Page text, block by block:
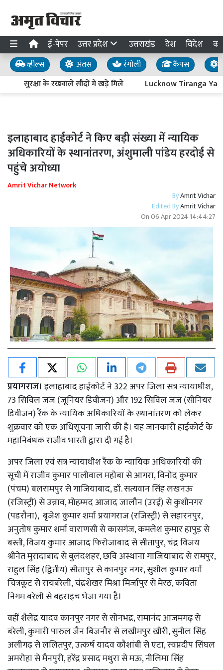
ई-पेपर उत्तर प्रदेश उत्तराखंड देश विदेश
व्हील्स अंतस रंगोली कैंपस
सुरक्षा के रखवाले सौदों में खड़े मिले
Lucknow Tiranga
इलाहाबाद हाईकोर्ट ने किए बड़ी संख्या में न्यायिक
अधिकारियों के स्थानांतरण, अंशुमाली पांडेय हरदोई से
पहुंचे अयोध्या
Amrit Vichar Network
ByAmrit Vichar
Edited ByAmrit Vichar
On06 Apr 2024 14:44:27
प्रयागराज। इलाहाबाद हाईकोर्ट ने 322 अपर जिला सत्र न्यायाधीश,
73 सिविल जज (जूनियर डिवीजन) और 192 सिविल जज (सीनियर
डिवीजन) रैंक के न्यायिक अधिकारियों के स्थानांतरण को लेकर
शुक्रवार को एक अधिसूचना जारी की है। यह जानकारी हाईकोर्ट के
महानिबंधक राजीव भारती द्वारा दी गई है।
अपर जिला एवं सत्र न्यायाधीश रैंक के न्यायिक अधिकारियों की
सूची में राजीव कुमार पालीवाल महोबा से आगरा, विनोद कुमार
(पंचम) बलरामपुर से गाजियाबाद, डॉ. सत्यवान सिंह लखनऊ
(रजिस्ट्री) से उन्नाव, मोहम्मद आजाद जालौन (उरई) से कुशीनगर
(पडरौना), बृजेश कुमार शर्मा प्रयागराज (रजिस्ट्री) से सहारनपुर,
अनुतोष कुमार शर्मा वाराणसी से कासगंज, कमलेश कुमार हापुड़ से
बस्ती, विजय कुमार आजाद फिरोजाबाद से सीतापुर, चंद्र विजय
श्रीनेत मुरादाबाद से बुलंदशहर, छवि अस्थाना गाजियाबाद से रामपुर,
राहुल सिंह (द्वितीय) सीतापुर से कानपुर नगर, सुशील कुमार वर्मा
चित्रकूट से रायबरेली, चंद्रशेखर मिश्रा मिर्जापुर से मेरठ, कविता
निगम बरेली से बहराइच भेजा गया है।
वहीं शैलेंद्र यादव कानपुर नगर से सोनभद्र, रामानंद आजमगढ़ से
बरेली, कुमारी पारुल जैन बिजनौर से लखीमपुर खीरी, सुनील सिंह
अलीगढ़ से ललितपुर, उत्कर्ष यादव कौशांबी से एटा, स्वप्नदीप सिंघल
अमरोहा से मैनपुरी, हरेंद्र प्रसाद मथुरा से मऊ, नीलिमा सिंह